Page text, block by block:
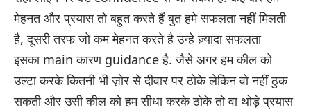
मेहनत और प्रयास तो बहुत करते हैं बुत हमे सफलता नहीं मिलती
है, दूसरी तरफ जो कम मेहनत करते है उन्हे ज़्यादा सफलता
इसका main कारण guidance है. जैसे अगर हम कील को
उल्टा करके कितनी भी ज़ोर से दीवार पर ठोके लेकिन वो नहीं ठुक
सकती और उसी कील को हम सीधा करके ठोके तो वा थोड़े प्रयास